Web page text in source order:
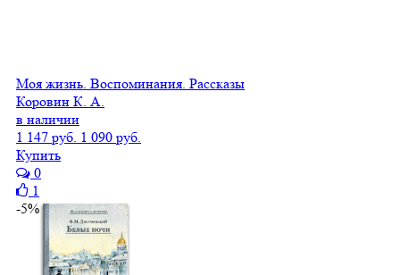
Моя жизнь. Воспоминания. Рассказы
Коровин К. А.
в наличии
1 147 руб. 1 090 руб.
Купить
0
1
-5%